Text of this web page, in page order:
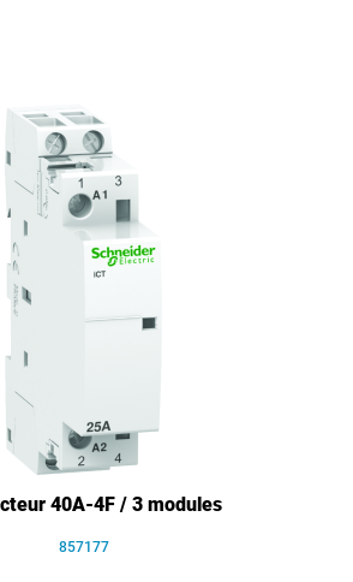
40A-4F / 3 modules
857177